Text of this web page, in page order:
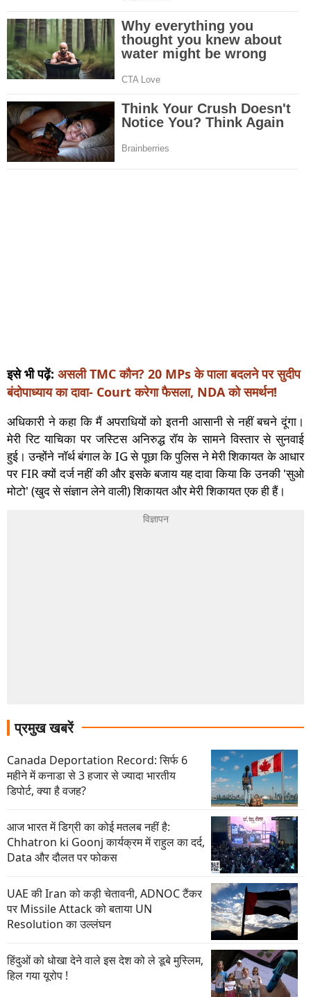
इसे भी पढ़ें: असली TMC कौन? 20 MPs के पाला बदलने पर सुदीप
बंदोपाध्याय का दावा- Court करेगा फैसला, NDA को समर्थन!
अधिकारी ने कहा कि मैं अपराधियों को इतनी आसानी से नहीं बचने दूंगा।
मेरी रिट याचिका पर जस्टिस अनिरुद्ध रॉय के सामने विस्तार से सुनवाई
हुई। उन्होंने नॉर्थ बंगाल के IG से पूछा कि पुलिस ने मेरी शिकायत के आधार
पर FIR क्यों दर्ज नहीं की और इसके बजाय यह दावा किया कि उनकी 'सुओ
मोटो' (खुद से संज्ञान लेने वाली) शिकायत और मेरी शिकायत एक ही हैं।
प्रमुख खबरें
Canada Deportation Record: सिर्फ 6
महीने में कनाडा से 3 हजार से ज्यादा भारतीय
डिपोर्ट, क्या है वजह?
आज भारत में डिग्री का कोई मतलब नहीं है:
Chhatron ki Goonj कार्यक्रम में राहुल का दर्द,
Data और दौलत पर फोकस
UAE की Iran को कड़ी चेतावनी, ADNOC टैंकर
पर Missile Attack को बताया UN
Resolution का उल्लंघन
हिंदुओं को धोखा देने वाले इस देश को ले डूबे मुस्लिम,
हिल गया यूरोप !